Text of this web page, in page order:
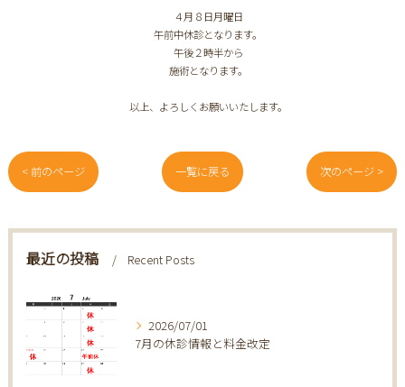
４月８日月曜日
午前中休診となります。
午後２時半から
施術となります。
以上、よろしくお願いいたします。
< 前のページ 一覧に戻る 次のページ >
最近の投稿 Recent Posts
2026/07/01
7月の休診情報と料金改定